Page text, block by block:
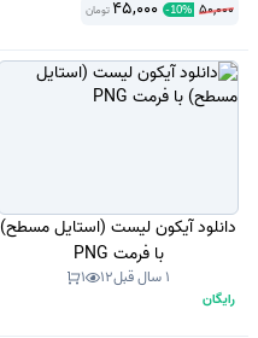
50,000
-10%
45,000 تومان
دانلود آیکون لیست (استایل مسطح)
با فرمت PNG
1 سال قبل 12
1
رایگان